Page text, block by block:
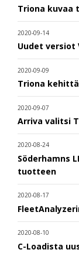
Triona kuvaa
2020-09-14
Uudet versiot
2020-09-09
Triona
2020-09-07
Arriva valitsi
2020-08-24
Söderhamns
tuotteen
2020-08-17
2020-08-10
C-Loadista